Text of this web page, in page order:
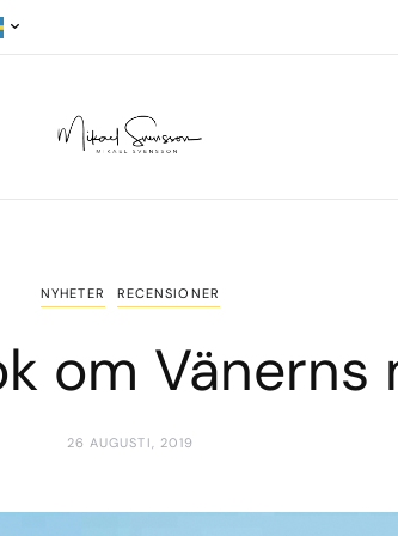
NYHETER RECENSIONER
om Vänerns
26 AUGUSTI, 2019